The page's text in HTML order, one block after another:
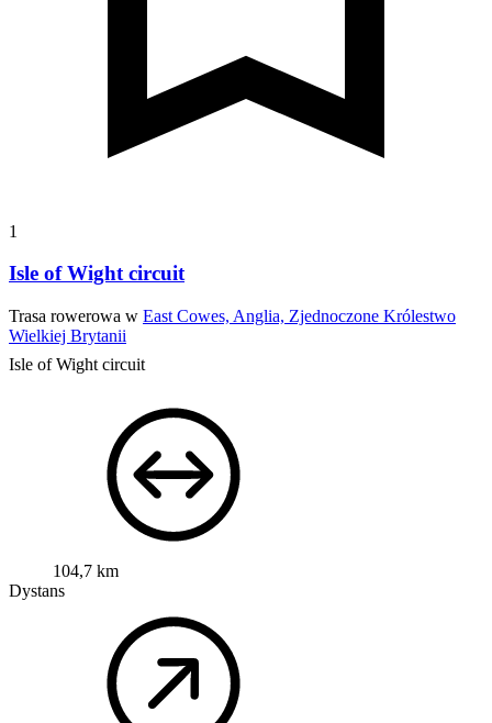
1
Isle of Wight circuit
Trasa rowerowa w East Cowes, Anglia, Zjednoczone Królestwo
Wielkiej Brytanii
Isle of Wight circuit
104,7 km
Dystans